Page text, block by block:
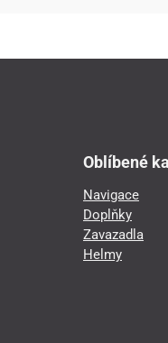
Oblíbené
Navigace
Doplňky
Zavazadla
Helmy